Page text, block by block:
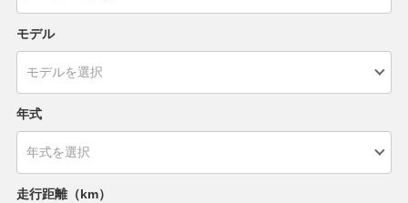
モデル
年式
走行距離（km）